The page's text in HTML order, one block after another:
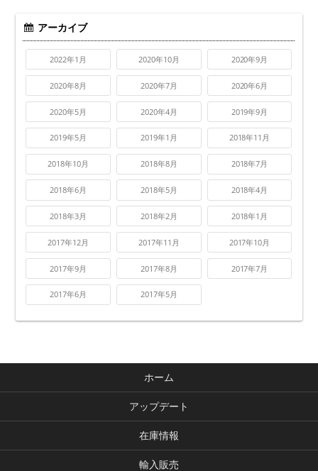
アーカイブ
2022年1月 2020年10月 2020年9月
2020年8月 2020年7月 2020年6月
2020年5月 2020年4月 2019年9月
2019年5月 2019年1月 2018年11月
2018年10月 2018年8月 2018年7月
2018年6月 2018年5月 2018年4月
2018年3月 2018年2月 2018年1月
2017年12月 2017年11月 2017年10月
2017年9月 2017年8月 2017年7月
2017年6月 2017年5月
ホーム
アップデート
在庫情報
輸入販売